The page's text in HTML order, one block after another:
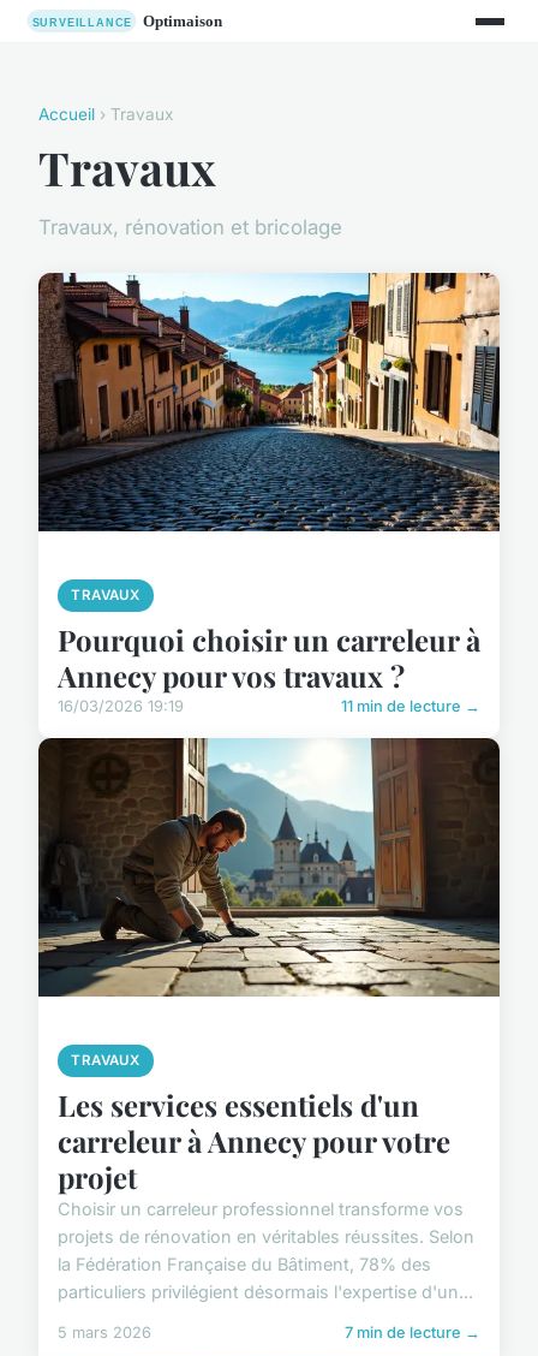
Accueil › Travaux
Travaux
Travaux, rénovation et bricolage
TRAVAUX
Pourquoi choisir un carreleur à
Annecy pour vos travaux ?
16/03/2026 19:19 11 min de lecture →
TRAVAUX
Les services essentiels d'un
carreleur à Annecy pour votre
projet
Choisir un carreleur professionnel transforme vos
projets de rénovation en véritables réussites. Selon
la Fédération Française du Bâtiment, 78% des
particuliers privilégient désormais l'expertise d'un...
5 mars 2026 7 min de lecture →